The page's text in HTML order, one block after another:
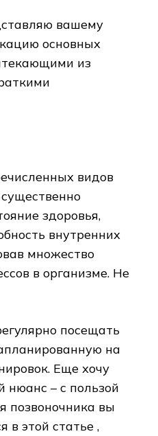
вашему
основных
из
видов
здоровья,
внутренних
множество
в организме. Не
посещать
на
Еще хочу
– с пользой
позвоночника вы
в этой статье ,